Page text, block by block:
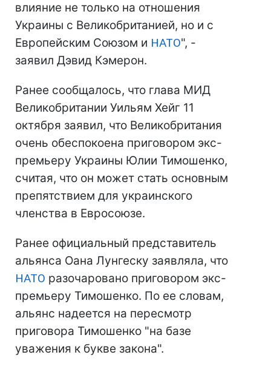
влияние не только на отношения
Украины с Великобританией, но и с
Европейским Союзом и НАТО", -
заявил Дэвид Кэмерон.
Ранее сообщалось, что глава МИД
Великобритании Уильям Хейг 11
октября заявил, что Великобритания
очень обеспокоена приговором экс-
премьеру Украины Юлии Тимошенко,
считая, что он может стать основным
препятствием для украинского
членства в Евросоюзе.
Ранее официальный представитель
альянса Оана Лунгеску заявляла, что
НАТО разочаровано приговором экс-
премьеру Тимошенко. По ее словам,
альянс надеется на пересмотр
приговора Тимошенко "на базе
уважения к букве закона".